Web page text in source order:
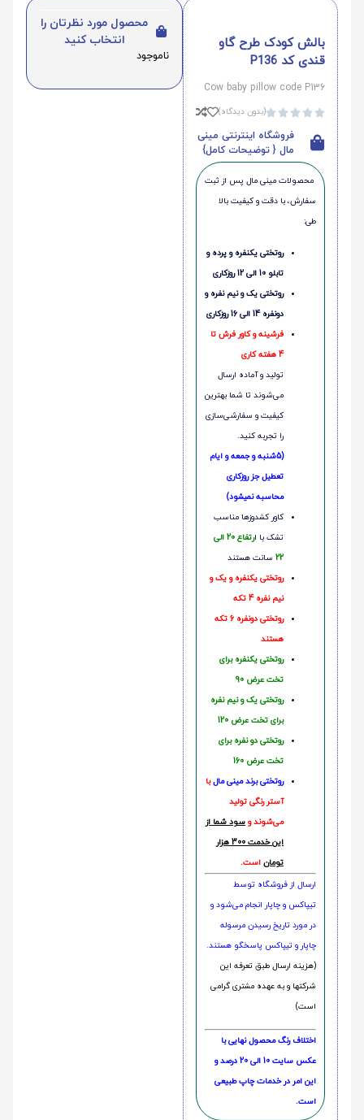
بالش کودک طرح گاو
قندی کد P136
Cow baby pillow code P136




(بدون دیدگاه)
فروشگاه اینترنتی مینی
مال { توضیحات کامل}
محصولات مینی‌ مال پس از ثبت
سفارش، با دقت و کیفیت بالا
طی:
روتختی یکنفره و پرده و
تابلو 10 الی 12 روزکاری
روتختی یک و نیم نفره و
دونفره 14 الی 16 روزکاری
فرشینه و کاور فرش تا
4 هفته کاری
تولید و آماده ارسال
می‌شوند تا شما بهترین
کیفیت و سفارشی‌سازی
را تجربه کنید.
(5شنبه و جمعه و ایام
تعطیل جز روزکاری
محاسبه نمیشود)
کاور کشدوزها مناسب
تشک با ا
رتفاع 20 الی
22 سانت هستند
روتختی یکنفره و یک و
نیم نفره 4 تکه
روتختی دونفره 6 تکه
هستند
روتختی یکنفره برای
تخت عرض 90
روتختی یک و نیم نفره
برای تخت عرض 120
روتختی دو نفره برای
تخت عرض 160
روتختی‌ برند مینی مالبا
آستر رنگی تولید
می‌شوند و سود شما از
این خدمت 300 هزار
تومان است.
ارسال از فروشگاه توسط
تیپاکس و چاپار انجام می‌شود و
در مورد تاریخ رسیدن مرسوله
چاپار و تیپاکس پاسخگو هستند.
(هزینه ارسال طبق تعرفه این
شرکتها و به عهده مشتری گرامی
است)
اختلاف رنگ محصول نهایی با
عکس سایت 10 الی 20 درصد و
این امر در خدمات چاپ طبیعی
است.
محصول مورد نظرتان را
انتخاب کنید
ناموجود